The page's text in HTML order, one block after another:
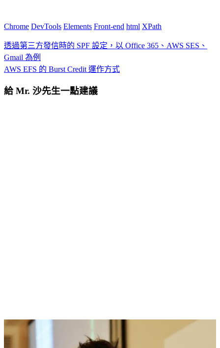
Chrome DevTools Elements Front-end html XPath
透過第三方發信時的 SPF 設定，以 Office 365、AWS SES、
Gmail 為例
AWS EFS 的 Burst Credit 運作方式
給 Mr. 沙先生一點建議